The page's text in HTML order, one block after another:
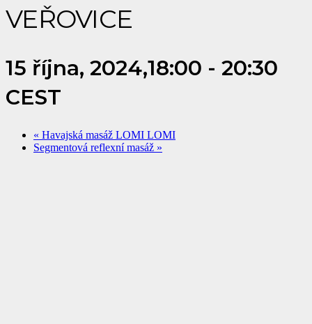
VEŘOVICE
15 října, 2024,18:00 - 20:30
CEST
« Havajská masáž LOMI LOMI
Segmentová reflexní masáž »